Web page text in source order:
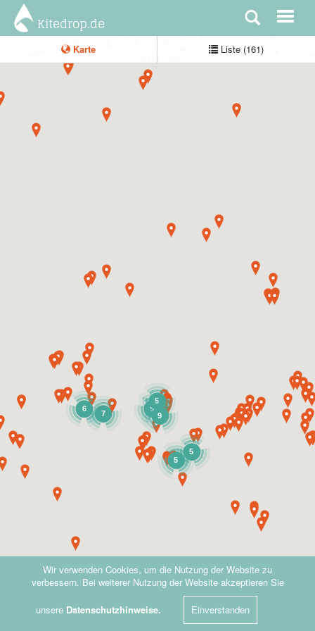
Kitedrop.de
Karte Liste (161)
6
5
5
5
7
9
5
Wir verwenden Cookies, um die Nutzung der Website zu
verbessern. Bei weiterer Nutzung der Website akzeptieren Sie
unsere Datenschutzhinweise. Einverstanden